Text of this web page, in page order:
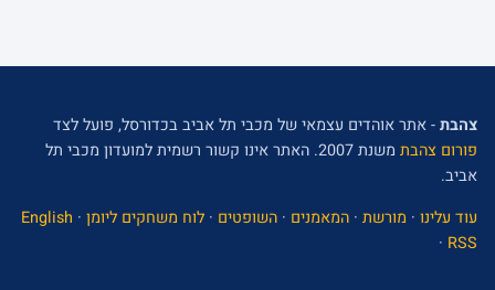
צהבת- אתר אוהדים עצמאי של מכבי תל אביב בכדורסל, פועל לצד
פורום צהבת
משנת 2007. האתר אינו קשור רשמית למועדון מכבי תל
אביב.
עוד עלינו · מורשת · המאמנים · השופטים · לוח משחקים ליומן ·
English
· RSS